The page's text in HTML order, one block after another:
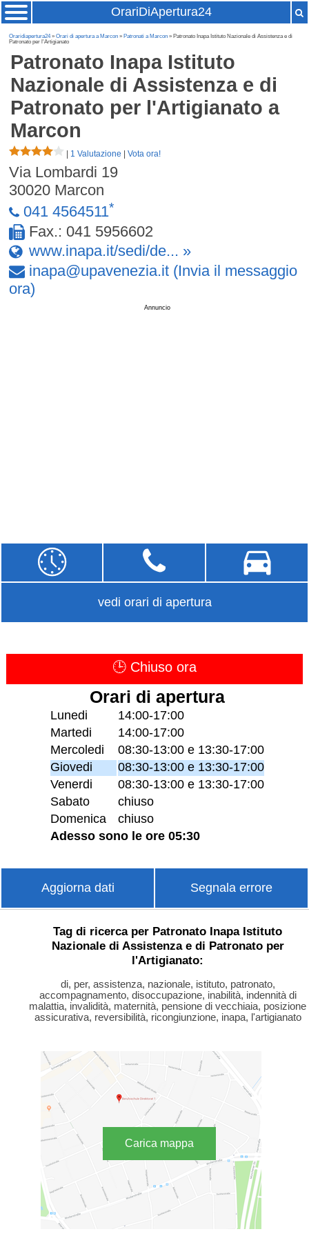
OrariDiApertura24
Oraridiapertura24»Orari di apertura a Marcon » Patronati a Marcon » Patronato Inapa Istituto Nazionale di Assistenza e di
Patronato per l'Artigianato
Patronato Inapa Istituto
Nazionale di Assistenza e di
Patronato per l'Artigianato a
Marcon
1 Valutazione |Vota ora!
Via Lombardi 19
30020 Marcon
041 4564511*
Fax.: 041 5956602
www.inapa.it/sedi/de... »
inapa@upavenezia.it (Invia il messaggio
ora)
Annuncio
vedi orari di apertura
🕒 Chiuso ora
Orari di apertura
Lunedi
14:00-17:00
Martedi
14:00-17:00
Mercoledi
08:30-13:00 e 13:30-17:00
Giovedi
08:30-13:00 e 13:30-17:00
Venerdi
08:30-13:00 e 13:30-17:00
Sabato
chiuso
Domenica
chiuso
Adesso sono le ore 05:30
Aggiorna dati Segnala errore
Tag di ricerca per Patronato Inapa Istituto
Nazionale di Assistenza e di Patronato per
l'Artigianato:
di, per, assistenza, nazionale, istituto, patronato,
accompagnamento, disoccupazione, inabilità, indennità di
malattia, invalidità, maternità, pensione di vecchiaia, posizione
assicurativa, reversibilità, ricongiunzione, inapa, l'artigianato
Carica mappa